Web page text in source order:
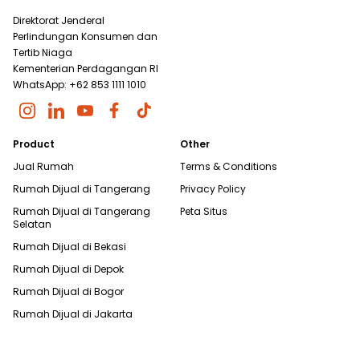
Direktorat Jenderal
Perlindungan Konsumen dan
Tertib Niaga
Kementerian Perdagangan RI
WhatsApp: +62 853 1111 1010
Product
Jual Rumah
Rumah Dijual di Tangerang
Rumah Dijual di Tangerang
Selatan
Rumah Dijual di Bekasi
Rumah Dijual di Depok
Rumah Dijual di Bogor
Rumah Dijual di Jakarta
Other
Terms & Conditions
Privacy Policy
Peta Situs